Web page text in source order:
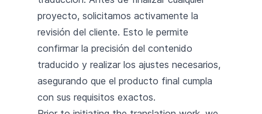
proyecto, solicitamos activamente la
revisión del cliente. Esto le permite
confirmar la precisión del contenido
traducido y realizar los ajustes necesarios,
asegurando que el producto final cumpla
con sus requisitos exactos.